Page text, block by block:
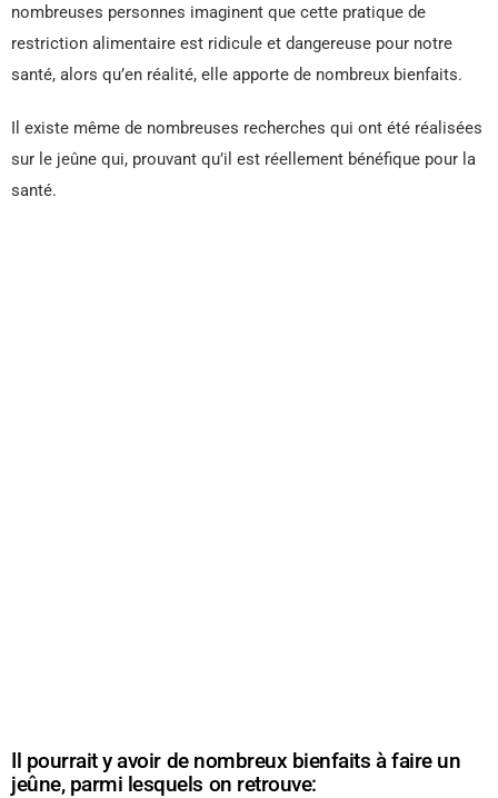
nombreuses personnes imaginent que cette pratique de
restriction alimentaire est ridicule et dangereuse pour notre
santé, alors qu’en réalité, elle apporte de nombreux bienfaits.
Il existe même de nombreuses recherches qui ont été réalisées
sur le jeûne qui, prouvant qu’il est réellement bénéfique pour la
santé.
Il pourrait y avoir de nombreux bienfaits à faire un
jeûne, parmi lesquels on retrouve: